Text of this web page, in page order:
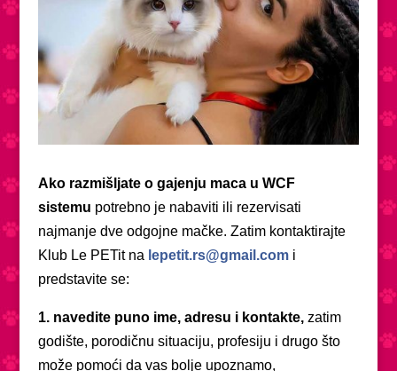
Ako razmišljate o gajenju maca u WCF
sistemu potrebno je nabaviti ili rezervisati
najmanje dve odgojne mačke. Zatim kontaktirajte
Klub Le PETit na lepetit.rs@gmail.com i
predstavite se:
1. navedite puno ime, adresu i kontakte, zatim
godište, porodičnu situaciju, profesiju i drugo što
može pomoći da vas bolje upoznamo,